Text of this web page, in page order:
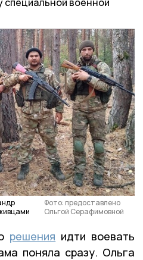
Фото: предоставлено
Ольгой Серафимовной
решения идти воевать
поняла сразу. Ольга